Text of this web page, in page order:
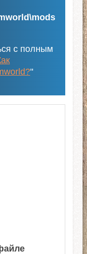
с полным
"